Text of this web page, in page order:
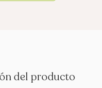
del producto